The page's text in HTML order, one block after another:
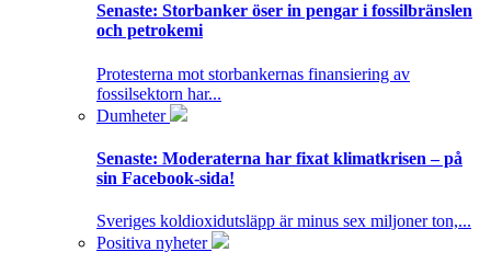
Senaste: Storbanker öser in pengar i fossilbränslen
och petrokemi
Protesterna mot storbankernas finansiering av
fossilsektorn har...
Dumheter
Senaste: Moderaterna har fixat klimatkrisen – på
sin Facebook-sida!
Sveriges koldioxidutsläpp är minus sex miljoner ton,...
Positiva nyheter